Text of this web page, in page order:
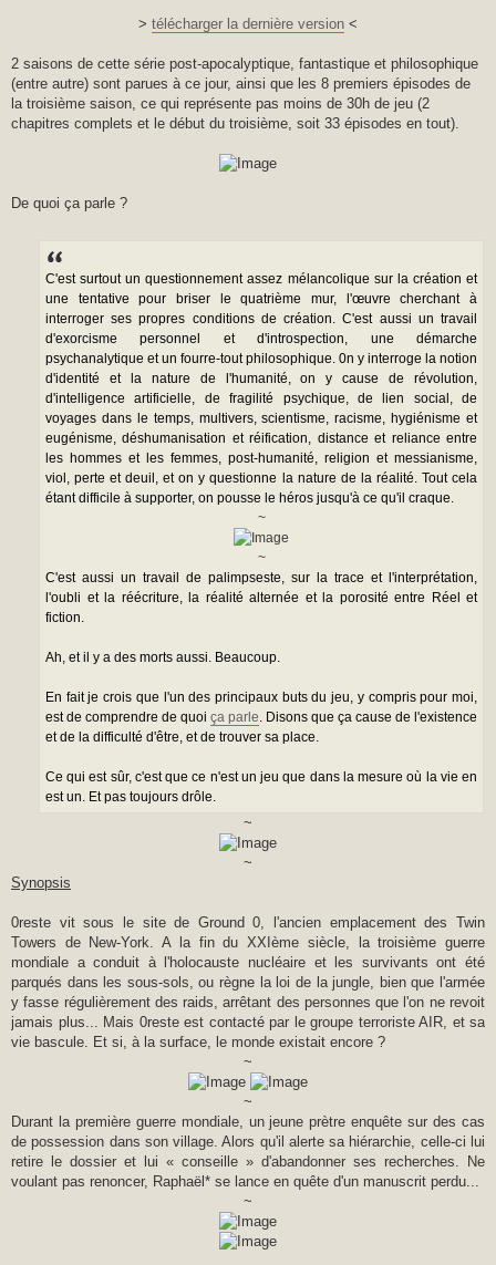
> télécharger la dernière version <
2 saisons de cette série post-apocalyptique, fantastique et philosophique
(entre autre) sont parues à ce jour, ainsi que les 8 premiers épisodes de
la troisième saison, ce qui représente pas moins de 30h de jeu (2
chapitres complets et le début du troisième, soit 33 épisodes en tout).
De quoi ça parle ?
C'est surtout un questionnement assez mélancolique sur la création et
une tentative pour briser le quatrième mur, l'œuvre cherchant à
interroger ses propres conditions de création. C'est aussi un travail
d'exorcisme personnel et d'introspection, une démarche
psychanalytique et un fourre-tout philosophique. 0n y interroge la notion
d'identité et la nature de l'humanité, on y cause de révolution,
d'intelligence artificielle, de fragilité psychique, de lien social, de
voyages dans le temps, multivers, scientisme, racisme, hygiénisme et
eugénisme, déshumanisation et réification, distance et reliance entre
les hommes et les femmes, post-humanité, religion et messianisme,
viol, perte et deuil, et on y questionne la nature de la réalité. Tout cela
étant difficile à supporter, on pousse le héros jusqu'à ce qu'il craque.
~
~
C'est aussi un travail de palimpseste, sur la trace et l'interprétation,
l'oubli et la réécriture, la réalité alternée et la porosité entre Réel et
fiction.
Ah, et il y a des morts aussi. Beaucoup.
En fait je crois que l'un des principaux buts du jeu, y compris pour moi,
est de comprendre de quoi ça parle. Disons que ça cause de l'existence
et de la difficulté d'être, et de trouver sa place.
Ce qui est sûr, c'est que ce n'est un jeu que dans la mesure où la vie en
est un. Et pas toujours drôle.
~
~
Synopsis
0reste vit sous le site de Ground 0, l'ancien emplacement des Twin
Towers de New-York. A la fin du XXIème siècle, la troisième guerre
mondiale a conduit à l'holocauste nucléaire et les survivants ont été
parqués dans les sous-sols, ou règne la loi de la jungle, bien que l'armée
y fasse régulièrement des raids, arrêtant des personnes que l'on ne revoit
jamais plus... Mais 0reste est contacté par le groupe terroriste AIR, et sa
vie bascule. Et si, à la surface, le monde existait encore ?
~
~
Durant la première guerre mondiale, un jeune prètre enquête sur des cas
de possession dans son village. Alors qu'il alerte sa hiérarchie, celle-ci lui
retire le dossier et lui « conseille » d'abandonner ses recherches. Ne
voulant pas renoncer, Raphaël* se lance en quête d'un manuscrit perdu...
~